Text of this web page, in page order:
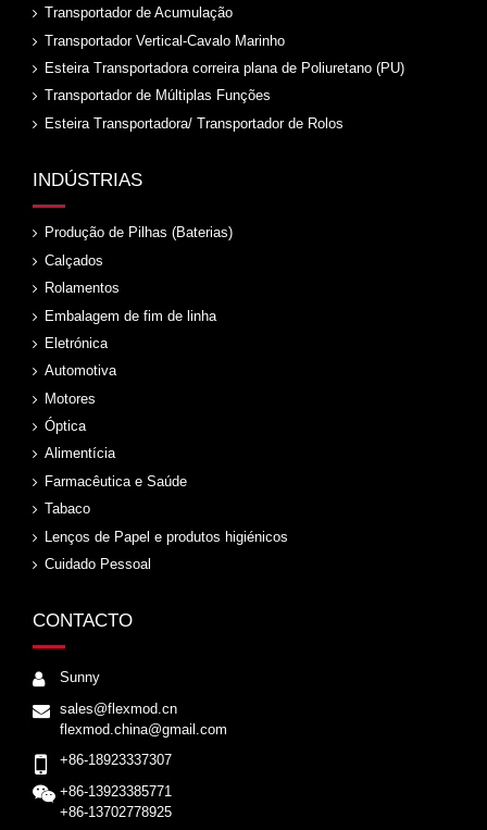
Transportador de Acumulação
Transportador Vertical-Cavalo Marinho
Esteira Transportadora correira plana de Poliuretano (PU)
Transportador de Múltiplas Funções
Esteira Transportadora/ Transportador de Rolos
INDÚSTRIAS
Produção de Pilhas (Baterias)
Calçados
Rolamentos
Embalagem de fim de linha
Eletrónica
Automotiva
Motores
Óptica
Alimentícia
Farmacêutica e Saúde
Tabaco
Lenços de Papel e produtos higiénicos
Cuidado Pessoal
CONTACTO
Sunny
sales@flexmod.cn
flexmod.china@gmail.com
+86-18923337307
+86-13923385771
+86-13702778925